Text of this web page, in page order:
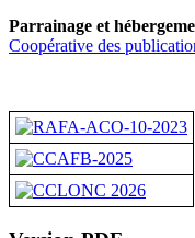
Parrainage et
Coopérative des